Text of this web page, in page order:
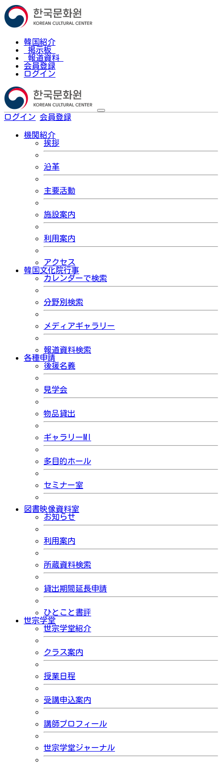
韓国紹介
掲示板
報道資料
会員登録
ログイン
ログイン 会員登録
機関紹介
挨拶
沿革
主要活動
施設案内
利用案内
アクセス
韓国文化院行事
カレンダーで検索
分野別検索
メディアギャラリー
報道資料検索
各種申請
後援名義
見学会
物品貸出
ギャラリーMI
多目的ホール
セミナー室
図書映像資料室
お知らせ
利用案内
所蔵資料検索
貸出期間延長申請
ひとこと書評
世宗学堂
世宗学堂紹介
クラス案内
授業日程
受講申込案内
講師プロフィール
世宗学堂ジャーナル